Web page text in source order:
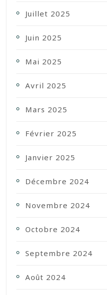
Juillet 2025
Juin 2025
Mai 2025
Avril 2025
Mars 2025
Février 2025
Janvier 2025
Décembre 2024
Novembre 2024
Octobre 2024
Septembre 2024
Août 2024